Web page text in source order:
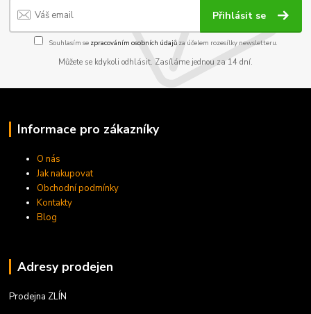
Přihlásit se
Souhlasím se zpracováním osobních údajůza účelem rozesílky newsletteru.
Můžete se kdykoli odhlásit. Zasíláme jednou za 14 dní.
Informace pro zákazníky
O nás
Jak nakupovat
Obchodní podmínky
Kontakty
Blog
Adresy prodejen
Prodejna ZLÍN